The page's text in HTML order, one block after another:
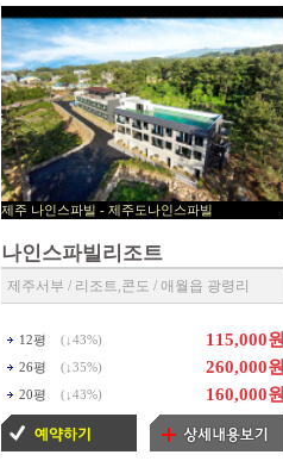
제주 나인스파빌 - 제주도나인스파빌
나인스파빌리조트
제주서부 / 리조트,콘도 / 애월읍 광령리
12평 (↓ 43%) 115,000원
26평 (↓ 35%) 260,000원
20평 (↓ 43%) 160,000원